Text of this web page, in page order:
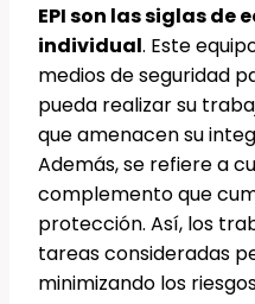
EPI son las siglas de
individual. Este
medios de seguridad
pueda realizar su
que amenacen su
Además, se refiere a
complemento que
protección. Así, los
tareas consideradas
minimizando los